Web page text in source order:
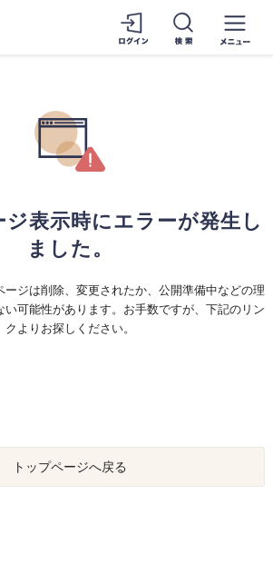
表示時にエラーが発生し
ました。
ージは削除、変更されたか、公開準備中などの理
い可能性があります。お手数ですが、下記のリン
クよりお探しください。
トップページへ戻る